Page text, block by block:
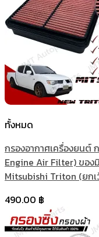
ทั้งหมด
กรองอากาศเครื่องยนต์
Engine Air Filter) ขอ
Mitsubishi Triton (ยก
490.00 ฿